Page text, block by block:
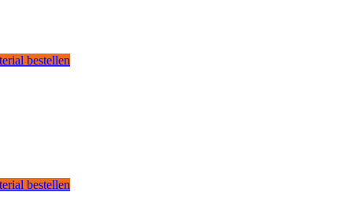
bestellen
bestellen